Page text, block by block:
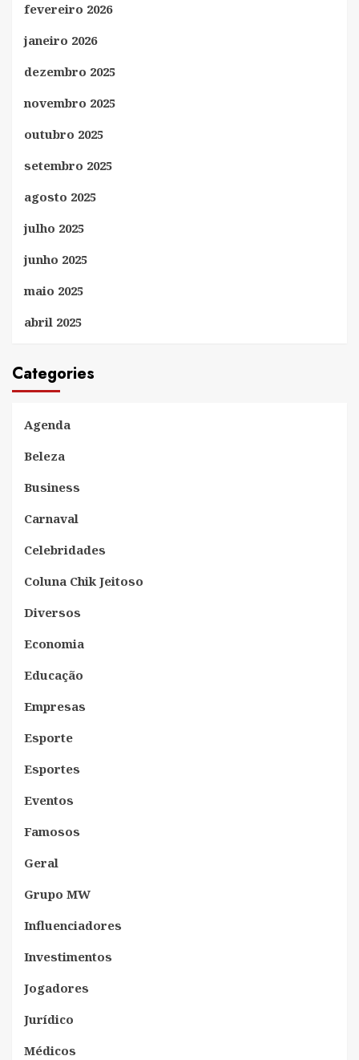
fevereiro 2026
janeiro 2026
dezembro 2025
novembro 2025
outubro 2025
setembro 2025
agosto 2025
julho 2025
junho 2025
maio 2025
abril 2025
Categories
Agenda
Beleza
Business
Carnaval
Celebridades
Coluna Chik Jeitoso
Diversos
Economia
Educação
Empresas
Esporte
Esportes
Eventos
Famosos
Geral
Grupo MW
Influenciadores
Investimentos
Jogadores
Jurídico
Médicos